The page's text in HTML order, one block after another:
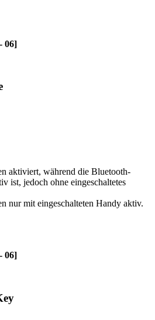
06]
aktiviert, während die Bluetooth-
ist, jedoch ohne eingeschaltetes
nur mit eingeschalteten Handy aktiv.
06]